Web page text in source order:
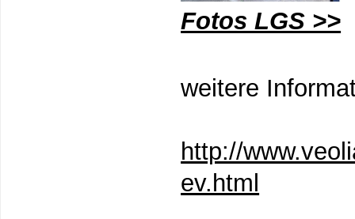
Fotos LGS >>
weitere
http://
ev.html